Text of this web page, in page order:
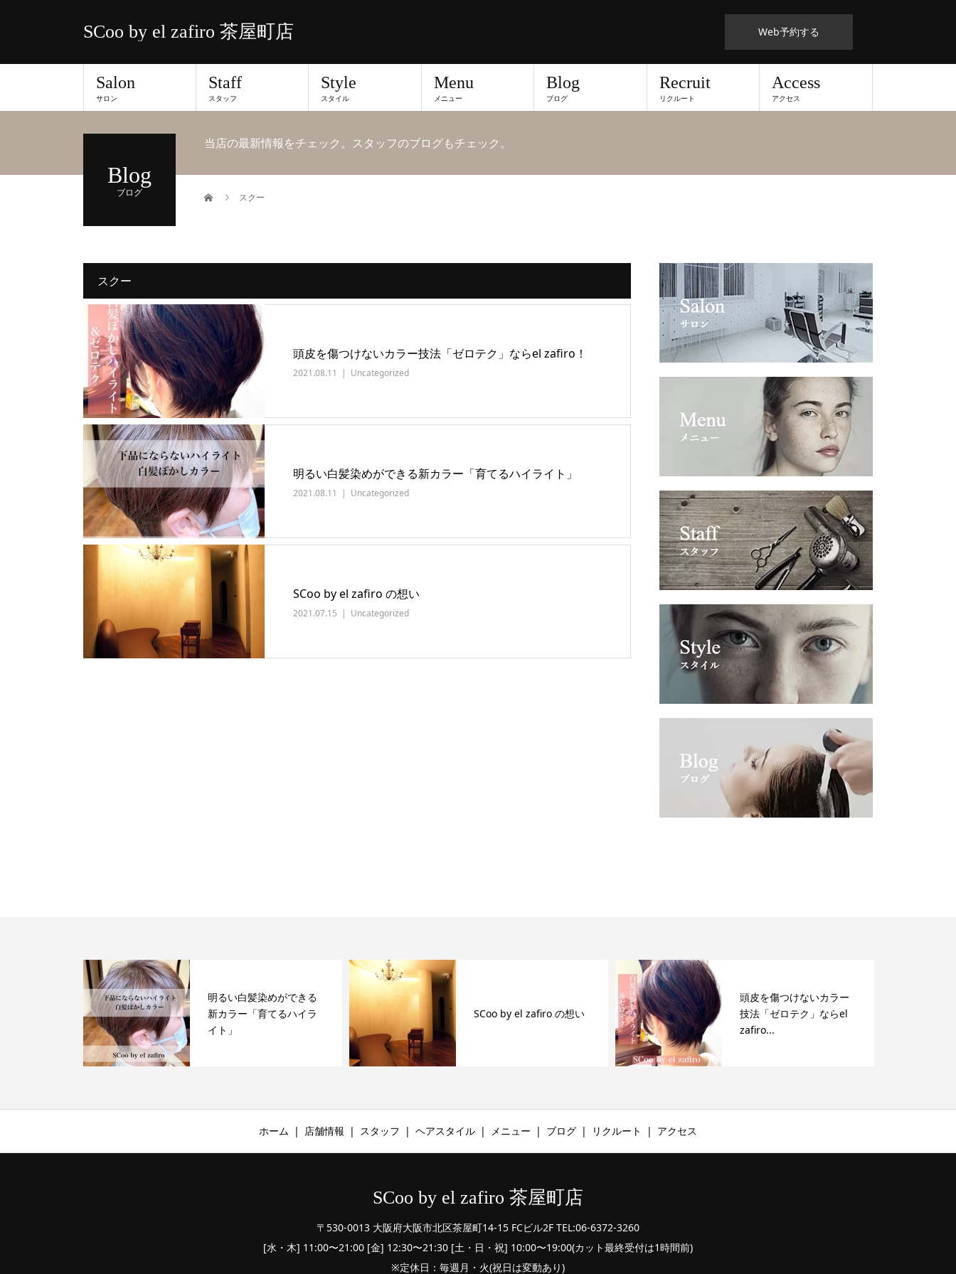
SCoo by el zafiro 茶屋町店 Web予約する
Salon
サロン
Staff
スタッフ
Style
スタイル
Menu
メニュー
Blog
ブログ
Recruit
リクルート
Access
アクセス
Blog
ブログ
当店の最新情報をチェック。スタッフのブログもチェック。
スクー
スクー
頭皮を傷つけないカラー技法「ゼロテク」ならel zafiro！
2021.08.11 Uncategorized
明るい白髪染めができる新カラー「育てるハイライト」
2021.08.11 Uncategorized
SCoo by el zafiro の想い
2021.07.15 Uncategorized
明るい白髪染めができる
新カラー「育てるハイラ
イト」
SCoo by el zafiro の想い
頭皮を傷つけないカラー
技法「ゼロテク」ならel
zafiro...
ホーム 店舗情報 スタッフ ヘアスタイル メニュー ブログ リクルート アクセス
SCoo by el zafiro 茶屋町店
〒530-0013 大阪府大阪市北区茶屋町14-15 FCビル2F TEL:06-6372-3260
[水・木] 11:00〜21:00 [金] 12:30〜21:30 [土・日・祝] 10:00〜19:00(カット最終受付は1時間前)
※定休日：毎週月・火(祝日は変動あり)